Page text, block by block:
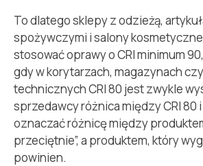
To dlatego sklepy z odzieżą,
spożywczymi i salony
stosować oprawy o CRI minimum
gdy w korytarzach, magazynach
technicznych CRI 80 jest zwykle
sprzedawcy różnica między CRI 80
oznaczać różnicę między
przeciętnie”, a produktem, który
powinien.